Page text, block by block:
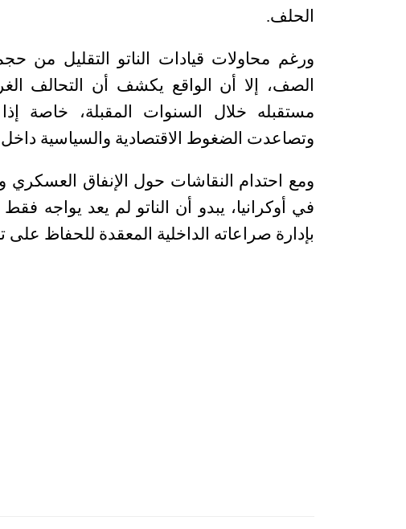
الحلف.
ورغم محاولات قيادات الناتو التقليل من
الصف، إلا أن الواقع يكشف أن التحالف
مستقبله خلال السنوات المقبلة، خاصة
وتصاعدت الضغوط الاقتصادية والسياسية داخل
ومع احتدام النقاشات حول الإنفاق
في أوكرانيا، يبدو أن الناتو لم يعد يواجه
بإدارة صراعاته الداخلية المعقدة للحفاظ